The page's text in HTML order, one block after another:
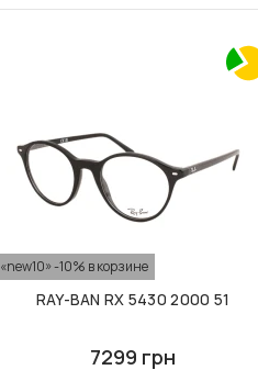
«new10» -10% в корзине
RAY-BAN RX 5430 2000 51
7299 грн